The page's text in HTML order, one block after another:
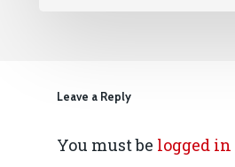
Leave a Reply
You must be logged in